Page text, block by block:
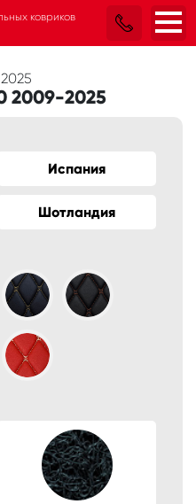
2009-2025
Испания
Шотландия
ковриков